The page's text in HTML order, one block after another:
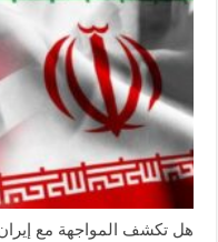
هل تكشف المواجهة مع إيران